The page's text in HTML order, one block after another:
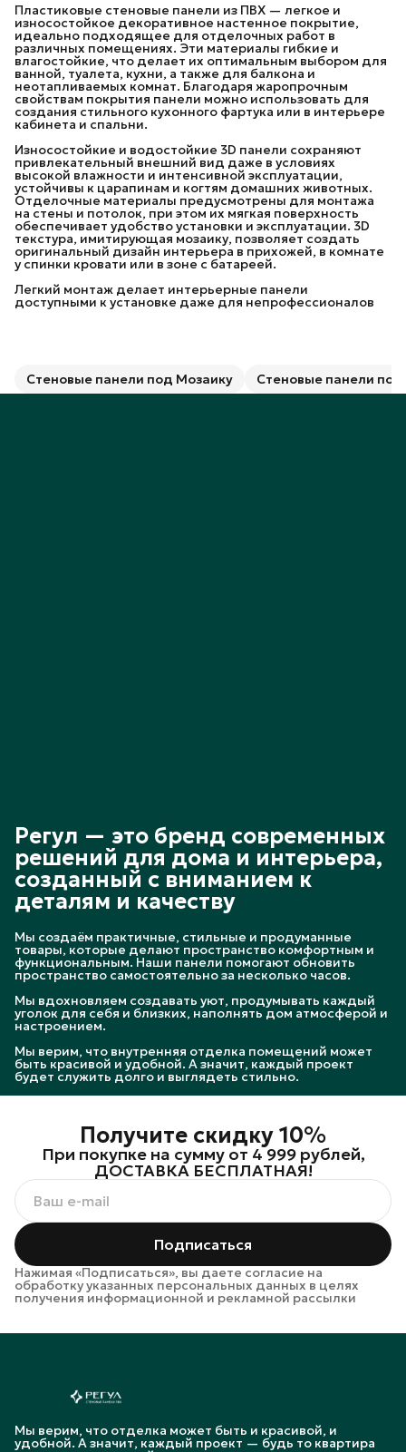
Пластиковые стеновые панели из ПВХ — легкое и
износостойкое декоративное настенное покрытие,
идеально подходящее для отделочных работ в
различных помещениях. Эти материалы гибкие и
влагостойкие, что делает их оптимальным выбором для
ванной, туалета, кухни, а также для балкона и
неотапливаемых комнат. Благодаря жаропрочным
свойствам покрытия панели можно использовать для
создания стильного кухонного фартука или в интерьере
кабинета и спальни.
Износостойкие и водостойкие 3D панели сохраняют
привлекательный внешний вид даже в условиях
высокой влажности и интенсивной эксплуатации,
устойчивы к царапинам и когтям домашних животных.
Отделочные материалы предусмотрены для монтажа
на стены и потолок, при этом их мягкая поверхность
обеспечивает удобство установки и эксплуатации. 3D
текстура, имитирующая мозаику, позволяет создать
оригинальный дизайн интерьера в прихожей, в комнате
у спинки кровати или в зоне с батареей.
Легкий монтаж делает интерьерные панели
доступными к установке даже для непрофессионалов
Стеновые панели под Мозаику Стеновые панели
Регул — это бренд современных
решений для дома и интерьера,
созданный с вниманием к
деталям и качеству
Мы создаём практичные, стильные и продуманные
товары, которые делают пространство комфортным и
функциональным. Наши панели помогают обновить
пространство самостоятельно за несколько часов.
Мы вдохновляем создавать уют, продумывать каждый
уголок для себя и близких, наполнять дом атмосферой и
настроением.
Мы верим, что внутренняя отделка помещений может
быть красивой и удобной. А значит, каждый проект
будет служить долго и выглядеть стильно.
Получите скидку 10%
При покупке на сумму от 4 999 рублей,
ДОСТАВКА БЕСПЛАТНАЯ!
Подписаться
Нажимая «Подписаться», вы даете согласие на
обработку указанных персональных данных в целях
получения информационной и рекламной рассылки
Мы верим, что отделка может быть и красивой, и
удобной. А значит, каждый проект — будь то квартира